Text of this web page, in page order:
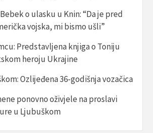
o ulasku u Knin: “Da je pred
vojska, mi bismo ušli”
Predstavljena knjiga o Toniju
heroju Ukrajine
Ozlijeđena 36-godišnja vozačica
ponovno oživjele na proslavi
u Ljubuškom